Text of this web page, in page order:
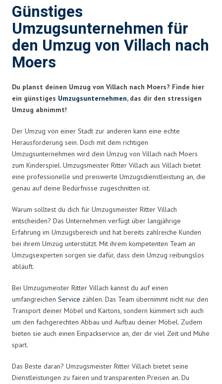
Günstiges
Umzugsunternehmen für
den Umzug von Villach nach
Moers
Du planst deinen Umzug von Villach nach Moers? Finde hier
ein günstiges Umzugsunternehmen, das dir den stressigen
Umzug abnimmt!
Der Umzug von einer Stadt zur anderen kann eine echte
Herausforderung sein. Doch mit dem richtigen
Umzugsunternehmen wird dein Umzug von Villach nach Moers
zum Kinderspiel. Umzugsmeister Ritter Villach aus Villach bietet
eine professionelle und preiswerte Umzugsdienstleistung an, die
genau auf deine Bedürfnisse zugeschnitten ist.
Warum solltest du dich für Umzugsmeister Ritter Villach
entscheiden? Das Unternehmen verfügt über langjährige
Erfahrung im Umzugsbereich und hat bereits zahlreiche Kunden
bei ihrem Umzug unterstützt. Mit ihrem kompetenten Team an
Umzugsexperten sorgen sie dafür, dass dein Umzug reibungslos
abläuft.
Bei Umzugsmeister Ritter Villach kannst du auf einen
umfangreichen Service zählen. Das Team übernimmt nicht nur den
Transport deiner Möbel und Kartons, sondern kümmert sich auch
um den fachgerechten Abbau und Aufbau deiner Möbel. Zudem
bieten sie auch einen Einpackservice an, der dir viel Zeit und Mühe
spart.
Das Beste daran? Umzugsmeister Ritter Villach bietet seine
Dienstleistungen zu fairen und transparenten Preisen an. Du